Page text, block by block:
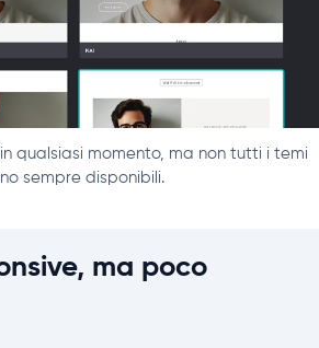
qualsiasi momento, ma non tutti i temi
sempre disponibili.
ma poco